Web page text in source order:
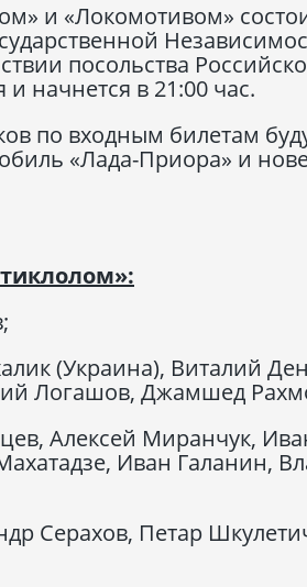
и «Локомотивом»
посольства
начнется в 21:00 час.
по входным билетам
«Лада-Приора» и
(Украина), Виталий
Логашов, Джамшед
Алексей Миранчук,
Иван Галанин,
Серахов, Петар